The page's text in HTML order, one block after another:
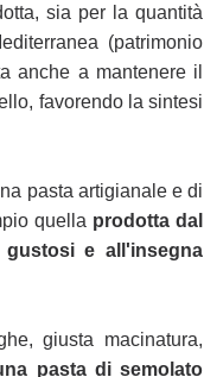
sia per la quantità
(patrimonio
anche a mantenere il
favorendo la sintesi
pasta artigianale e di
quella prodotta dal
e all'insegna
giusta macinatura,
pasta di semolato